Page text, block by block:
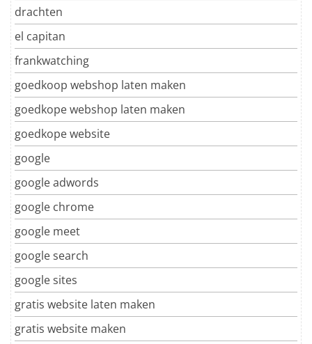
drachten
el capitan
frankwatching
goedkoop webshop laten maken
goedkope webshop laten maken
goedkope website
google
google adwords
google chrome
google meet
google search
google sites
gratis website laten maken
gratis website maken